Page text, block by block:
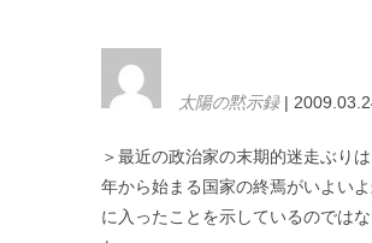
太陽の黙示録|
＞最近の政治家の末期的迷走ぶりは
年から始まる国家の終焉がいよい
に入ったことを示しているのでは